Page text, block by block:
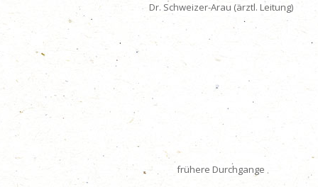
Dr. Schweizer-Arau (ärztl. Leitung)
frühere Durchgange